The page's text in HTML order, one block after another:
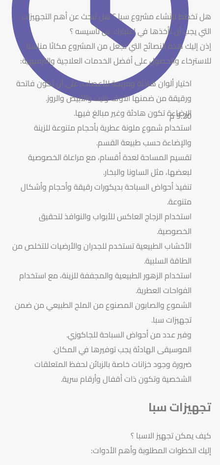
9:20 م
هل تخطط لإنشاء مشروع سبا ؟ هل تبحث عن أهم التجهيزات
التي يجب أن تأخذها في اعتبارك عن تأسيسه ؟
إذن إليك هذه النصائح التي تجعل من المشروع مكانًا مناسبًا
للاسترخاء والحصول على أفضل الخدمات العلاجية والترفيهية:
اختيار ألوان هادئة ومريحة للأعصاب، على أن تكون فاتحة
ورقيقة من ضمنها الأوف وايت والأبيض والروز.
الإضاءة تكون هادئة وغير مبالغ فيها.
استخدام شموع ملونة عطرية بأحجام متنوعة للزينة
والإضاءة حسب طبيعة القسم.
تقسيم المساحة لعدة أقسام، مع مراعاة الخصوصية
لبعضها، مثل الساونا والبخار.
تنفيذ أحواض السباحة بديكورات رقيقة وأحجام وأشكال
متنوعة.
استخدام الزجاج العاكس للأبواب والنوافذ لتحقيق
الخصوصية.
الأخشاب الطبيعية تستخدم للجدران والأرضيات للتخلص من
الطاقة السلبية.
استخدام الزهور الطبيعية والمجففة للزينة، مع استخدام
الفواحات العطرية.
الشموع والصابون المصنوع من الملح الطبيعي من ضمن
تجهيزات سبا.
وفير عدد من أحواض السباحة للجاكوزي.
الموسيقى الهادئة يجب توفيرها في المكان.
ضرورة وجود خزانات خاصة بالزبائن لحفظ المتعلقات
الشخصية وتكون ذات أقفال وأرقام سرية.
تجهيزات سبا
كيف يمكن تجهيز الاسبا ؟
إليك الخطوات المطلوبة وأهم الأدوات: